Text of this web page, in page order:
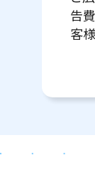
告
客